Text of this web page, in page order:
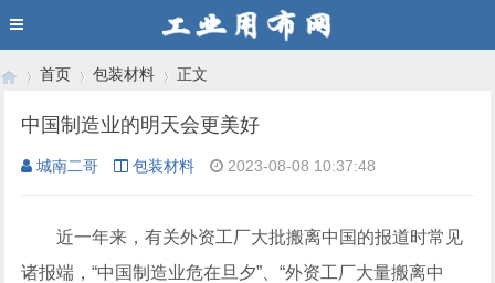
›
首页
›
包装材料
›
正文
中国制造业的明天会更美好
城南二哥 包装材料 2023-08-08 10:37:48
近一年来，有关外资工厂大批搬离中国的报道时常见
诸报端，“中国制造业危在旦夕”、“外资工厂大量搬离中